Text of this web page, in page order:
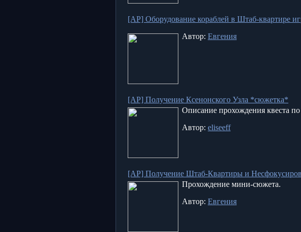
[AP] Оборудование кораблей в Штаб-квартире
Автор: Евгения
[AP] Получение Ксенонского Узла *сюжетка*
Описание прохождения квеста
Автор: eliseeff
[AP] Получение Штаб-Квартиры и
Прохождение мини-сюжета.
Автор: Евгения